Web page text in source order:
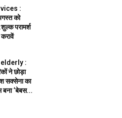
:
को
परामर्श
:
ने छोड़ा
सक्सेना का
बना ‘बेबस...